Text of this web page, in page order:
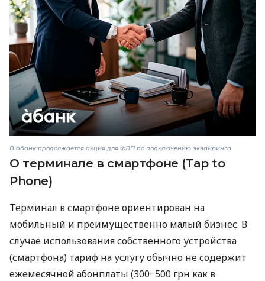
В àбанк продолжается акция для ФЛП по подключению эквайринга
О терминале в смартфоне (Tap to
Phone)
Терминал в смартфоне ориентирован на
мобильный и преимущественно малый бизнес. В
случае использования собственного устройства
(смартфона) тариф на услугу обычно не содержит
ежемесячной абонплаты (300−500 грн как в